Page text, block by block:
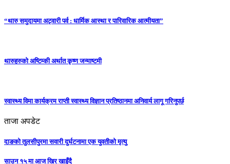
“थारु समुदायमा अट्वारी पर्व : धार्मिक आस्था र पारिवारिक आत्मीयता”
थारुहरुको अष्टिम्की अर्थात कृष्ण जन्माष्टमी
स्वास्थ्य विमा कार्यक्रम राप्ती स्वास्थ्य विज्ञान प्रतिष्ठानमा अनिवार्य लागू गरिनुपर्छ
ताजा अपडेट
दाङको तुलसीपुरमा सवारी दुर्घटनामा एक युवतीको मृत्यु
साउन १५ मा आज खिर खाइँदै